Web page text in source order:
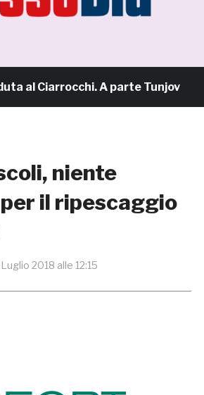
Ciarrocchi. A parte Tunjov
niente
il ripescaggio
Luglio 2018 alle 12:15